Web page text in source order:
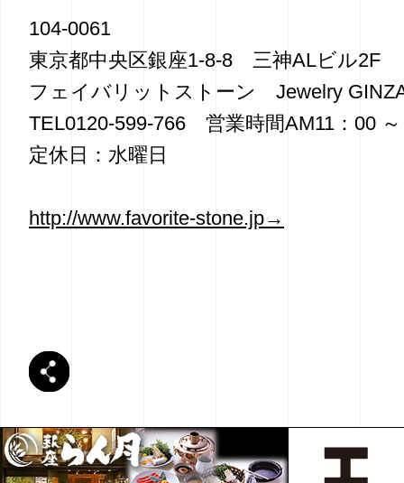
104-0061
東京都中央区銀座1-8-8 三神ALビル2F
フェイバリットストーン Jewelry
TEL0120-599-766 営業時間AM11：00
定休日：水曜日
http://www.favorite-stone.jp→